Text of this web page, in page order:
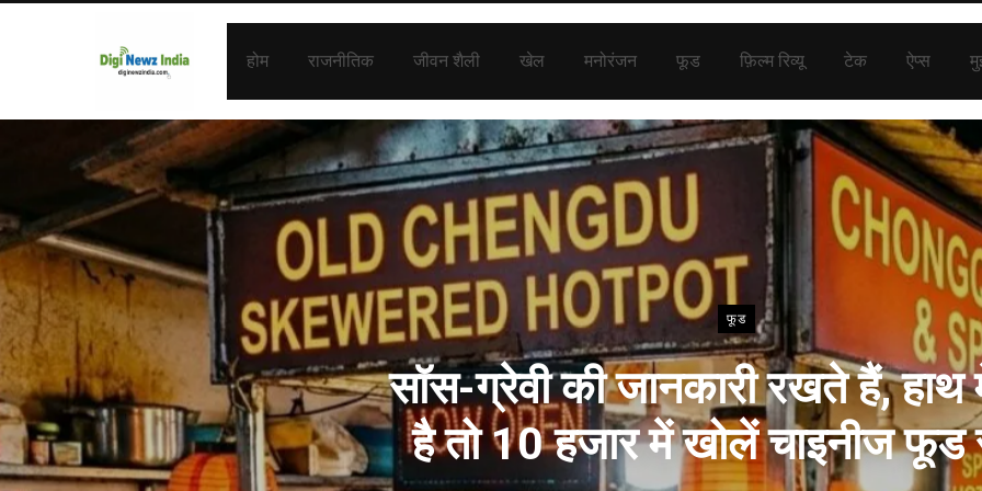
होम राजनीतिक जीवन शैली खेल मनोरंजन फूड फ़िल्म रिव्यू टेक ऐप्स
फूड
सॉस-ग्रेवी की जानकारी रखते हैं, हाथ
है तो 10 हजार में खोलें चाइनीज फूड